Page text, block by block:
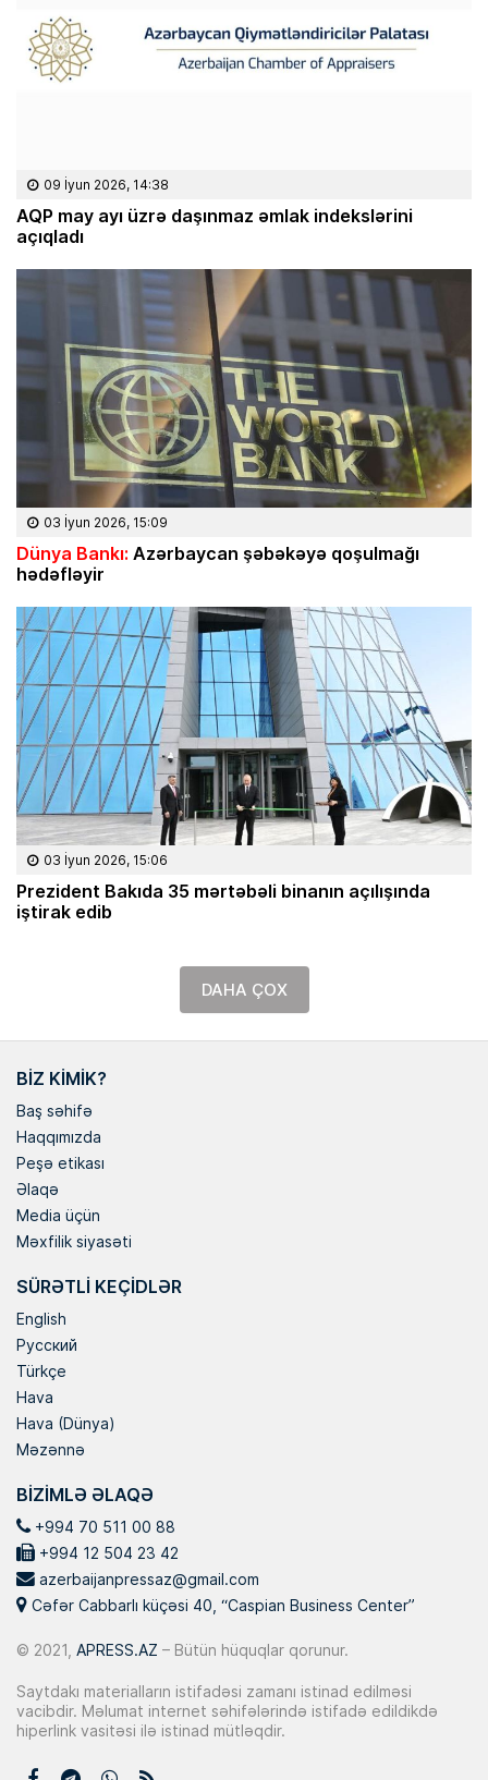
09 İyun 2026, 14:38
AQP may ayı üzrə daşınmaz əmlak indekslərini
açıqladı
03 İyun 2026, 15:09
Dünya Bankı: Azərbaycan şəbəkəyə qoşulmağı
hədəfləyir
03 İyun 2026, 15:06
Prezident Bakıda 35 mərtəbəli binanın açılışında
iştirak edib
DAHA ÇOX
BIZ KIMIK?
Baş səhifə
Haqqımızda
Peşə etikası
Əlaqə
Media üçün
Məxfilik siyasəti
SÜRƏTLI KEÇIDLƏR
English
Русский
Türkçe
Hava
Hava (Dünya)
Məzənnə
BIZIMLƏ ƏLAQƏ
+994 70 511 00 88
+994 12 504 23 42
azerbaijanpressaz@gmail.com
Cəfər Cabbarlı küçəsi 40, “Caspian Business Center”
© 2021, APRESS.AZ – Bütün hüquqlar qorunur.
Saytdakı materialların istifadəsi zamanı istinad edilməsi
vacibdir. Məlumat internet səhifələrində istifadə edildikdə
hiperlink vasitəsi ilə istinad mütləqdir.